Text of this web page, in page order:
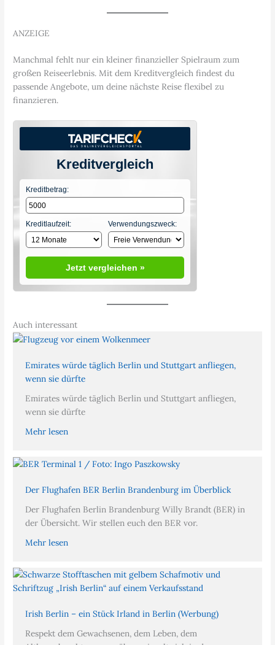
ANZEIGE
Manchmal fehlt nur ein kleiner finanzieller Spielraum zum
großen Reiseerlebnis. Mit dem Kreditvergleich findest du
passende Angebote, um deine nächste Reise flexibel zu
finanzieren.
Kreditvergleich
Kreditbetrag:
Kreditlaufzeit: Verwendungszweck:
Jetzt vergleichen »
Auch interessant
Emirates würde täglich Berlin und Stuttgart anfliegen,
wenn sie dürfte
Emirates würde täglich Berlin und Stuttgart anfliegen,
wenn sie dürfte
Mehr lesen
Der Flughafen BER Berlin Brandenburg im Überblick
Der Flughafen Berlin Brandenburg Willy Brandt (BER) in
der Übersicht. Wir stellen euch den BER vor.
Mehr lesen
Irish Berlin – ein Stück Irland in Berlin (Werbung)
Respekt dem Gewachsenen, dem Leben, dem